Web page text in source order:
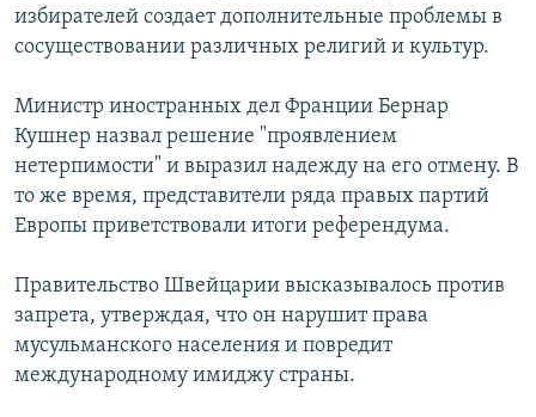
Все сайты РСЕ/РС
избирателей создает дополнительные проблемы в
сосуществовании различных религий и культур.
Министр иностранных дел Франции Бернар
Кушнер назвал решение "проявлением
нетерпимости" и выразил надежду на его отмену. В
то же время, представители ряда правых партий
Европы приветствовали итоги референдума.
Правительство Швейцарии высказывалось против
запрета, утверждая, что он нарушит права
мусульманского населения и повредит
международному имиджу страны.